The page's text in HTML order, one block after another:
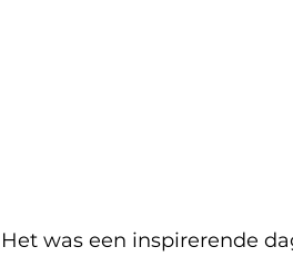
Het was een inspirerende